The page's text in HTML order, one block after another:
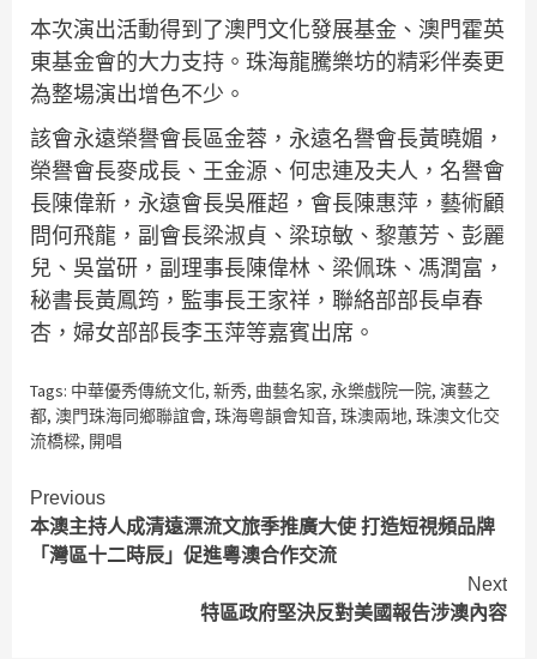
本次演出活動得到了澳門文化發展基金、澳門霍英
東基金會的大力支持。珠海龍騰樂坊的精彩伴奏更
為整場演出增色不少。
該會永遠榮譽會長區金蓉，永遠名譽會長黃曉媚，
榮譽會長麥成長、王金源、何忠連及夫人，名譽會
長陳偉新，永遠會長吳雁超，會長陳惠萍，藝術顧
問何飛龍，副會長梁淑貞、梁琼敏、黎蕙芳、彭麗
兒、吳當研，副理事長陳偉林、梁佩珠、馮潤富，
秘書長黃鳳筠，監事長王家祥，聯絡部部長卓春
杏，婦女部部長李玉萍等嘉賓出席。
Tags: 中華優秀傳統文化, 新秀, 曲藝名家, 永樂戲院一院, 演藝之
都, 澳門珠海同鄉聯誼會, 珠海粵韻會知音, 珠澳兩地, 珠澳文化交
流橋樑, 開唱
Continue
Reading
Previous
本澳主持人成清遠漂流文旅季推廣大使 打造短視頻品牌
「灣區十二時辰」促進粵澳合作交流
Next
特區政府堅決反對美國報告涉澳內容